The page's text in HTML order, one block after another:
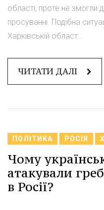
області, проте не змогли
просуванні. Подібна
Харківській област...
ЧИТАТИ ДАЛІ
ПОЛІТИКА РОСІЯ
Чому
атакували
в Росії?